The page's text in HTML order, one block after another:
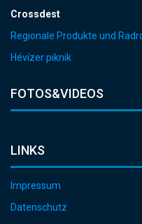
Crossdest
Regionale Produkte und
Hévízer piknik
FOTOS&VIDEOS
LINKS
Impressum
Datenschutz